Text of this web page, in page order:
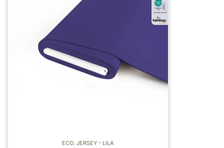
ECO. JERSEY - LILA